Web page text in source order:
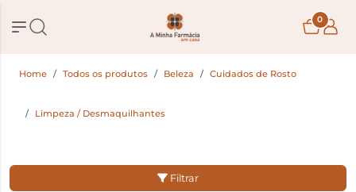
0
Home Todos os produtos Beleza Cuidados de Rosto
Limpeza / Desmaquilhantes
Filtrar